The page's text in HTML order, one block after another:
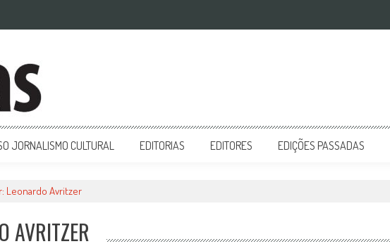
JORNALISMO CULTURAL EDITORIAS EDITORES EDIÇÕES PASSADAS
Leonardo Avritzer
AVRITZER